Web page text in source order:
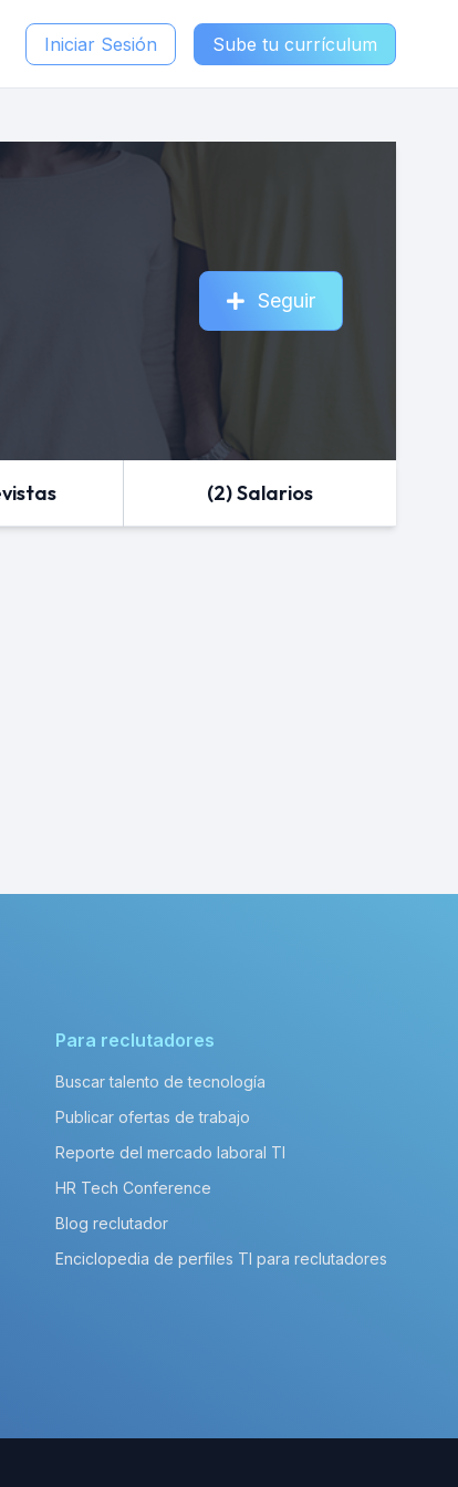
Iniciar Sesión Sube tu currículum
Seguir
(2) Salarios
Para reclutadores
Buscar talento de tecnología
Publicar ofertas de trabajo
Reporte del mercado laboral TI
HR Tech Conference
Blog reclutador
Enciclopedia de perfiles TI para reclutadores